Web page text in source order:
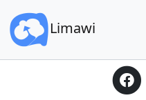
Limawi